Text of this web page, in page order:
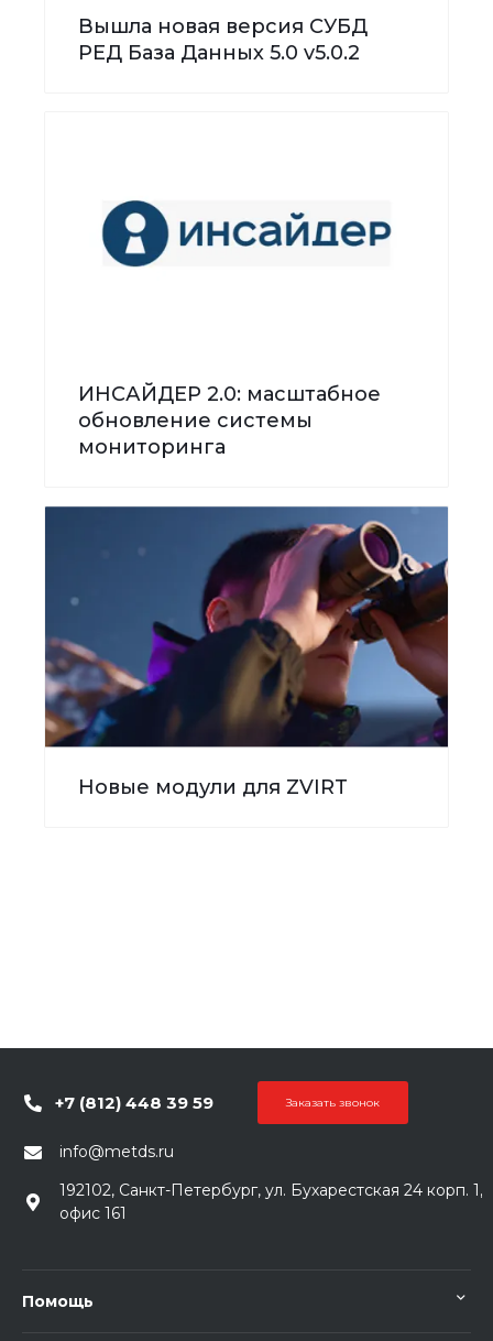
Вышла новая версия СУБД
РЕД База Данных 5.0 v5.0.2
ИНСАЙДЕР 2.0: масштабное
обновление системы
мониторинга
Новые модули для ZVIRT
+7 (812) 448 39 59 Заказать звонок
info@metds.ru
192102, Санкт-Петербург, ул. Бухарестская 24 корп. 1,
офис 161
Помощь